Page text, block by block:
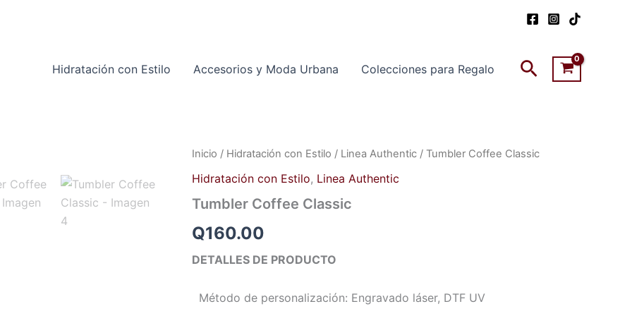
Hidratación con Estilo
Accesorios y Moda Urbana Colecciones para Regalo Buscar
Inicio / Hidratación con Estilo / Linea Authentic / Tumbler Coffee Classic
Hidratación con Estilo, Linea Authentic
Tumbler Coffee Classic
Q160.00
DETALLES DE PRODUCTO
Método de personalización: Engravado láser, DTF UV
Tumbler
Classic